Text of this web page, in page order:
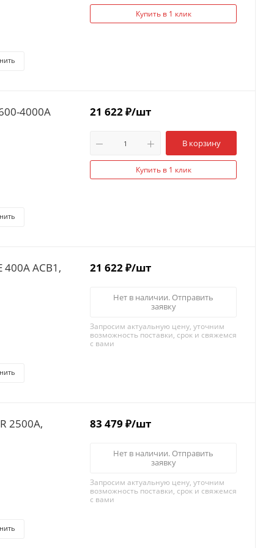
Купить в 1 клик
4000A 21 622₽/шт
В корзину
Купить в 1 клик
ACB1, 21 622₽/шт
Нет в наличии. Отправить
заявку
Запросим актуальную цену, уточним
возможность поставки, срок и свяжемся
с вами
2500A, 83 479 ₽/шт
Нет в наличии. Отправить
заявку
Запросим актуальную цену, уточним
возможность поставки, срок и свяжемся
с вами